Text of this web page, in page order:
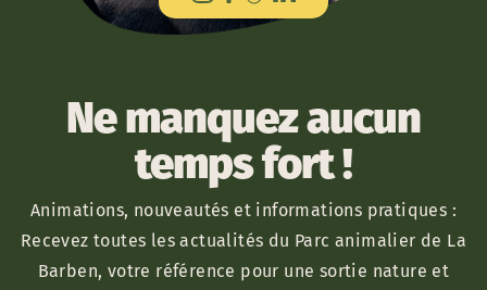
Ne manquez aucun
temps fort !
Animations, nouveautés et informations pratiques :
Recevez toutes les actualités du Parc animalier de La
Barben, votre référence pour une sortie nature et